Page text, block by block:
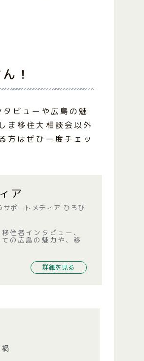
！
ビューや広島の魅
ま移住大相談会以外
方はぜひ一度チェッ
ア
サポートメディア ひろび
住者インタビュー、
の広島の魅力や、移
詳細を見る